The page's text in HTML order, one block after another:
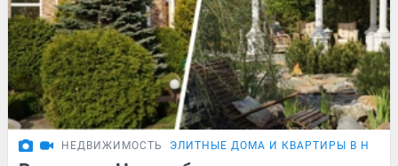
НЕДВИЖИМОСТЬ ЭЛИТНЫЕ ДОМА И КВАРТИРЫ В